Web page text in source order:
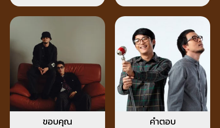
ขอบคุณ คำตอบ